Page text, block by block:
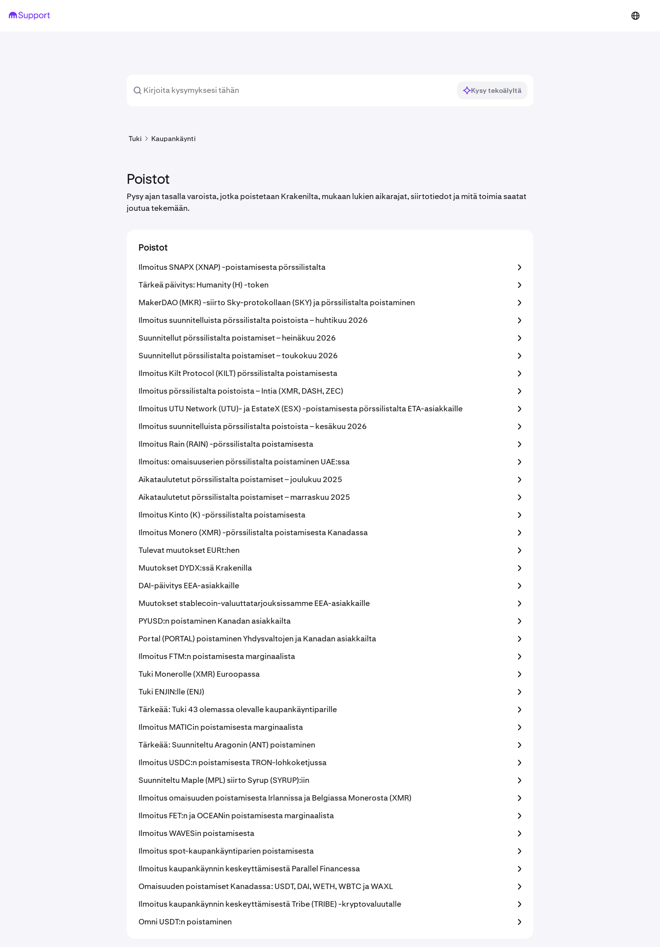
Kysy tekoälyltä
Tuki Kaupankäynti
Poistot
Pysy ajan tasalla varoista, jotka poistetaan Krakenilta, mukaan lukien aikarajat, siirtotiedot ja mitä toimia saatat
joutua tekemään.
Poistot
Ilmoitus SNAPX (XNAP) -poistamisesta pörssilistalta
Tärkeä päivitys: Humanity (H) -token
MakerDAO (MKR) -siirto Sky-protokollaan (SKY) ja pörssilistalta poistaminen
Ilmoitus suunnitelluista pörssilistalta poistoista – huhtikuu 2026
Suunnitellut pörssilistalta poistamiset – heinäkuu 2026
Suunnitellut pörssilistalta poistamiset – toukokuu 2026
Ilmoitus Kilt Protocol (KILT) pörssilistalta poistamisesta
Ilmoitus pörssilistalta poistoista – Intia (XMR, DASH, ZEC)
Ilmoitus UTU Network (UTU)- ja EstateX (ESX) -poistamisesta pörssilistalta ETA-asiakkaille
Ilmoitus suunnitelluista pörssilistalta poistoista – kesäkuu 2026
Ilmoitus Rain (RAIN) -pörssilistalta poistamisesta
Ilmoitus: omaisuuserien pörssilistalta poistaminen UAE:ssa
Aikataulutetut pörssilistalta poistamiset – joulukuu 2025
Aikataulutetut pörssilistalta poistamiset – marraskuu 2025
Ilmoitus Kinto (K) -pörssilistalta poistamisesta
Ilmoitus Monero (XMR) -pörssilistalta poistamisesta Kanadassa
Tulevat muutokset EURt:hen
Muutokset DYDX:ssä Krakenilla
DAI-päivitys EEA-asiakkaille
Muutokset stablecoin-valuuttatarjouksissamme EEA-asiakkaille
PYUSD:n poistaminen Kanadan asiakkailta
Portal (PORTAL) poistaminen Yhdysvaltojen ja Kanadan asiakkailta
Ilmoitus FTM:n poistamisesta marginaalista
Tuki Monerolle (XMR) Euroopassa
Tuki ENJIN:lle (ENJ)
Tärkeää: Tuki 43 olemassa olevalle kaupankäyntiparille
Ilmoitus MATICin poistamisesta marginaalista
Tärkeää: Suunniteltu Aragonin (ANT) poistaminen
Ilmoitus USDC:n poistamisesta TRON-lohkoketjussa
Suunniteltu Maple (MPL) siirto Syrup (SYRUP):iin
Ilmoitus omaisuuden poistamisesta Irlannissa ja Belgiassa Monerosta (XMR)
Ilmoitus FET:n ja OCEANin poistamisesta marginaalista
Ilmoitus WAVESin poistamisesta
Ilmoitus spot-kaupankäyntiparien poistamisesta
Ilmoitus kaupankäynnin keskeyttämisestä Parallel Financessa
Omaisuuden poistamiset Kanadassa: USDT, DAI, WETH, WBTC ja WAXL
Ilmoitus kaupankäynnin keskeyttämisestä Tribe (TRIBE) -kryptovaluutalle
Omni USDT:n poistaminen